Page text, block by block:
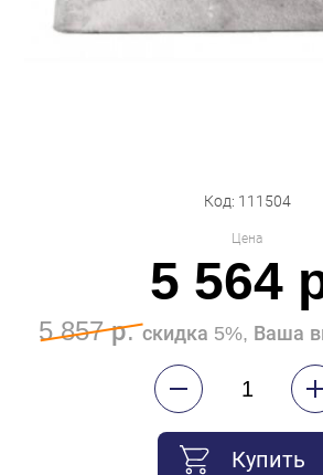
Код: 111504
Цена
5 564
5 857 р.скидка 5%, Ваша
Купить